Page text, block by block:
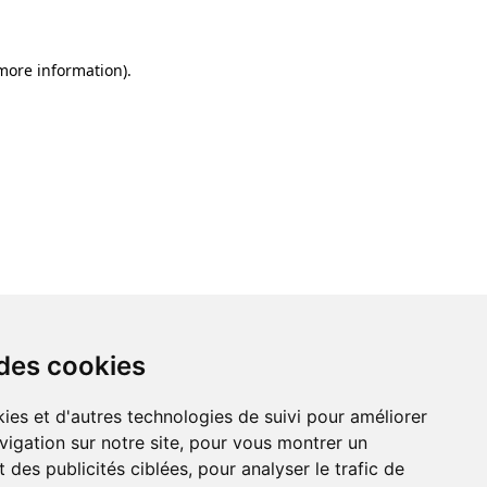
cookies
et d'autres technologies de suivi pour améliorer
sur notre site, pour vous montrer un
des publicités ciblées, pour analyser le trafic de
information).